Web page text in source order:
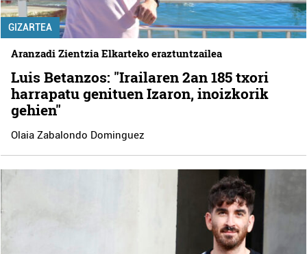
GIZARTEA
Aranzadi Zientzia Elkarteko eraztuntzailea
Luis Betanzos: "Irailaren 2an 185 txori
harrapatu genituen Izaron, inoizkorik
gehien"
Olaia Zabalondo Dominguez